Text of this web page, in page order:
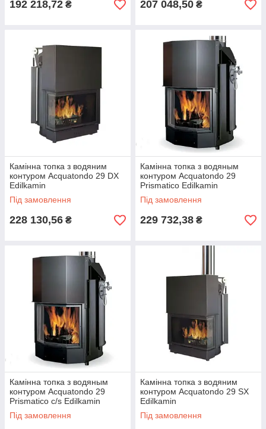
192 218,72 ₴ 207 048,50 ₴
Камінна топка з водяним
контуром Acquatondo 29 DX
Edilkamin
Під замовлення
228 130,56 ₴
Камінна топка з водяным
контуром Acquatondo 29
Prismatico Edilkamin
Під замовлення
229 732,38 ₴
Камінна топка з водяным
контуром Acquatondo 29
Prismatico c/s Edilkamin
Під замовлення
Камінна топка з водяним
контуром Acquatondo 29 SX
Edilkamin
Під замовлення